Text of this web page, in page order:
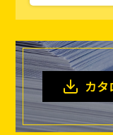
釘 ロープ・チェ
フレコン・袋物
仮設資材
現場
型枠部材 基礎
シーリング剤・
家、マンシ
建てる（
カタ